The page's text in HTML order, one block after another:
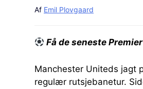
Af Emil Plovgaard
Få de seneste
Manchester Uniteds jagt
regulær rutsjebanetur.